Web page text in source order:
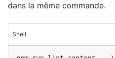
dans la même commande.
Shell